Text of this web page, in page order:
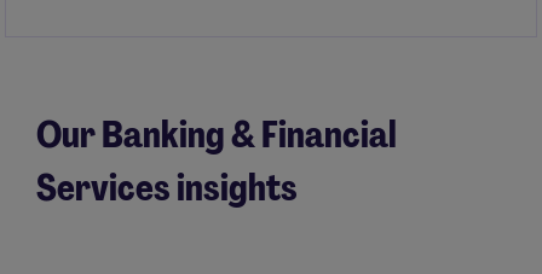
Our Banking & Financial
Services insights